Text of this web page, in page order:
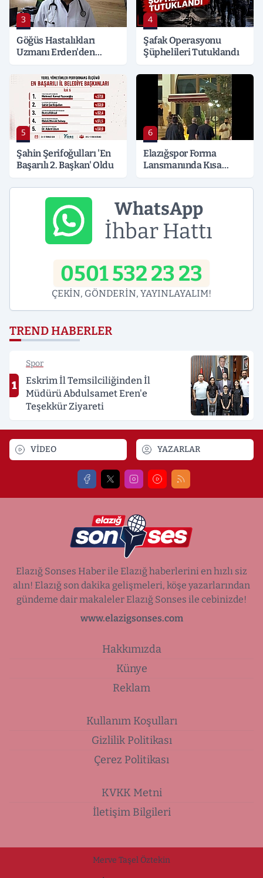
3
Göğüs Hastalıkları
Uzmanı Erden'den
4
Şafak Operasyonu
Şüphelileri Tutuklandı
5
Şahin Şerifoğulları 'En
Başarılı 2. Başkan' Oldu
6
Elazığspor Forma
Lansmanında Kısa
WhatsApp
İhbar Hattı
0501 532 23 23
ÇEKİN, GÖNDERİN, YAYINLAYALIM!
TREND HABERLER
1
Spor
Eskrim İl Temsilciliğinden İl
Müdürü Abdulsamet Eren'e
Teşekkür Ziyareti
VİDEO YAZARLAR
Elazığ Sonses Haber ile Elazığ haberlerini en hızlı siz
alın! Elazığ son dakika gelişmeleri, köşe yazarlarından
gündeme dair makaleler Elazığ Sonses ile cebinizde!
www.elazigsonses.com
Hakkımızda
Künye
Reklam
Kullanım Koşulları
Gizlilik Politikası
Çerez Politikası
KVKK Metni
İletişim Bilgileri
Merve Taşel Öztekin